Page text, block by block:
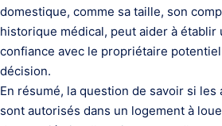
domestique, comme sa taille, son
historique médical, peut aider à établir
confiance avec le propriétaire
décision.
En résumé, la question de savoir si les
sont autorisés dans un logement à